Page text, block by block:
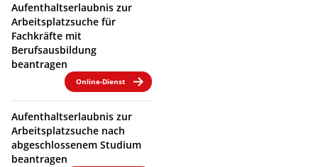
Aufenthaltserlaubnis zur
Arbeitsplatzsuche für
Fachkräfte mit
Berufsausbildung
beantragen
Online-Dienst
Aufenthaltserlaubnis zur
Arbeitsplatzsuche nach
abgeschlossenem Studium
beantragen